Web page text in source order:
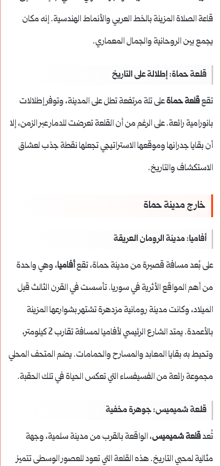
قاعة الصلاة المزينة بالخط العربي والأنماط الهندسية. إنه مكان
يجمع بين الروحانية والجمال المعماري.
قلعة حماة: إطلالة على التاريخ
تقعقلعة حماةعلى تلة مرتفعة تطل على المدينة، وتوفر إطلالات
بانورامية رائعة. على الرغم من أن القلعة تعرضت للدمار عبر الزمن، إلا
أن بقايا جدرانها وموقعها الاستراتيجي تجعلها نقطة جذب لعشاق
الاستكشاف والتاريخ.
خارج مدينة حماة
أفاميا: مدينة الرومان العريقة
على بُعد مسافة قصيرة من مدينة حماة، تقعأفاميا، وهي واحدة
من أهم المواقع الأثرية في سوريا. تأسست في القرن الثالث قبل
الميلاد، وكانت مدينة رومانية مزدهرة تشتهر بشوارعها المزينة
بالأعمدة. يمتد الشارع الرئيسي لأفاميا لمسافة تقارب 2 كيلومتر،
وتحيط به بقايا المعابد والمسارح والحمامات. يضم المتحف المحلي
مجموعة رائعة من الفسيفساء التي تعكس الحياة في تلك الحقبة.
قلعة شميميس: جوهرة مخفية
تُعدقلعة شميميس، الواقعة بالقرب من مدينة سلمية، وجهة
مثالية لمحبي التاريخ. هذه القلعة التي تعود للعصور الوسطى تتميز